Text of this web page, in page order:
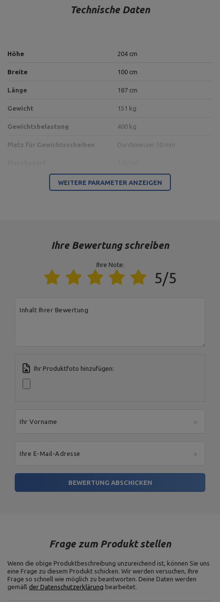
Technische Daten
Höhe 204 cm
Breite 100 cm
Länge 187 cm
Gewicht 151 kg
Gewichtsbelastung 400 kg
Platz für Gewichtsscheiben Durchmesser 50 mm
100 x 50 x 3 mm
Farbe des Rahmens schwarz
Für dieses Produkt verantwortliche Stelle in der EU
WEITERE PARAMETER ANZEIGEN
Ihre Bewertung schreiben
Ihre Note:
5/5
Inhalt Ihrer Bewertung
Ihr Produktfoto hinzufügen:
Ihr Vorname
Ihre E-Mail-Adresse
BEWERTUNG ABSCHICKEN
Frage zum Produkt stellen
Wenn die obige Produktbeschreibung unzureichend ist, können Sie uns
eine Frage zu diesem Produkt schicken. Wir werden versuchen, Ihre
Frage so schnell wie möglich zu beantworten. Deine Daten werden
gemäß der Datenschutzerklärung bearbeitet.